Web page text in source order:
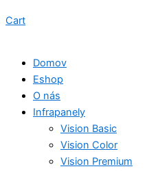
Cart
Domov
Eshop
O nás
Infrapanely
Vision Basic
Vision Color
Vision Premium